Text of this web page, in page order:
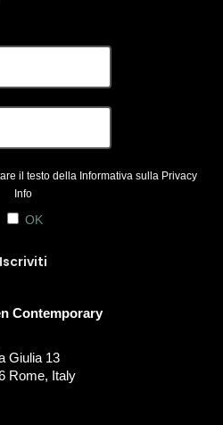
il testo della Informativa sulla Privacy
Info
OK
Contemporary
Giulia 13
Rome, Italy